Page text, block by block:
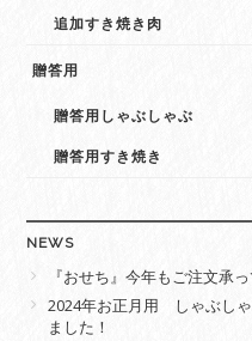
追加すき焼き肉
贈答用
贈答用しゃぶしゃぶ
贈答用すき焼き
NEWS
『おせち』今年もご注文承
2024年お正月用 しゃぶし
ました！